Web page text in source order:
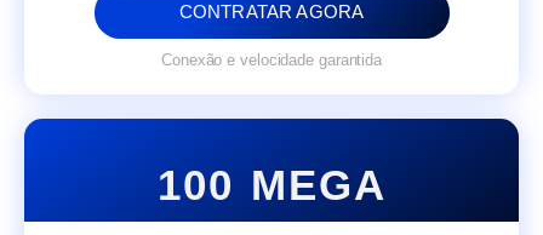
CONTRATAR AGORA
Conexão e velocidade garantida
100 MEGA